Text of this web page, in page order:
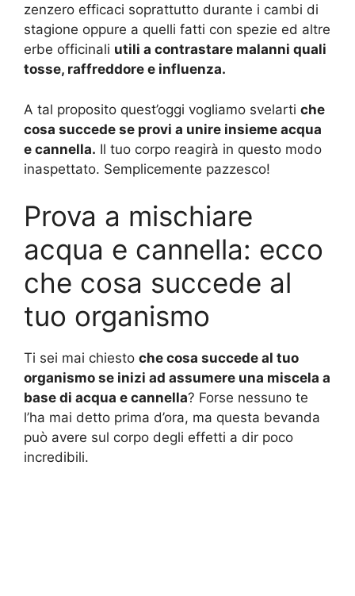
zenzero efficaci soprattutto durante i cambi di
stagione oppure a quelli fatti con spezie ed altre
erbe officinali utili a contrastare malanni quali
tosse, raffreddore e influenza.
A tal proposito quest’oggi vogliamo svelarti che
cosa succede se provi a unire insieme acqua
e cannella. Il tuo corpo reagirà in questo modo
inaspettato. Semplicemente pazzesco!
Prova a mischiare
acqua e cannella: ecco
che cosa succede al
tuo organismo
Ti sei mai chiesto che cosa succede al tuo
organismo se inizi ad assumere una miscela a
base di acqua e cannella? Forse nessuno te
l’ha mai detto prima d’ora, ma questa bevanda
può avere sul corpo degli effetti a dir poco
incredibili.